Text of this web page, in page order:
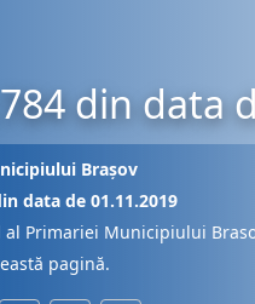
din data
Brașov
data de 01.11.2019
al Primariei Municipiului
pagină.